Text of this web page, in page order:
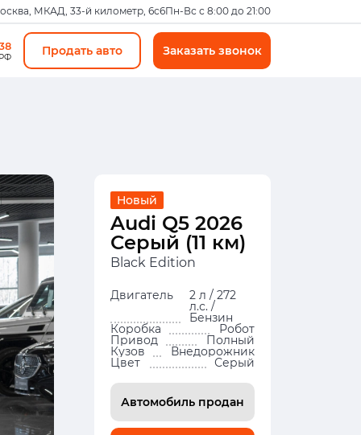
МКАД, 33-й километр, 6с6Пн-Вс с 8:00 до 21:00
Продать авто Заказать звонок
Новый
Audi Q5 2026
Серый (11 км)
Black Edition
Двигатель 2 л / 272
л.с. /
Бензин
Коробка Робот
Привод Полный
Кузов Внедорожник
Цвет Серый
Автомобиль продан